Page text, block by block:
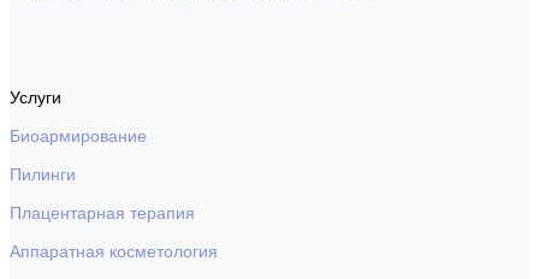
Услуги
Биоармирование
Пилинги
Плацентарная терапия
Аппаратная косметология